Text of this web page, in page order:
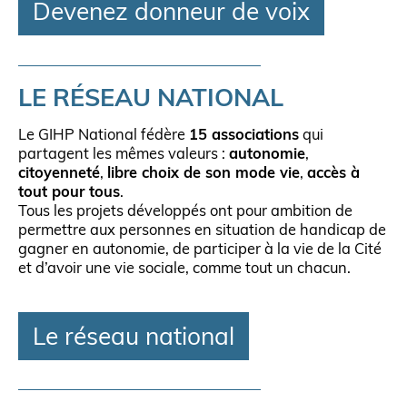
Devenez donneur de voix
LE RÉSEAU NATIONAL
Le GIHP National fédère 15 associations qui
partagent les mêmes valeurs : autonomie,
citoyenneté, libre choix de son mode vie, accès à
tout pour tous.
Tous les projets développés ont pour ambition de
permettre aux personnes en situation de handicap de
gagner en autonomie, de participer à la vie de la Cité
et d’avoir une vie sociale, comme tout un chacun.
Le réseau national